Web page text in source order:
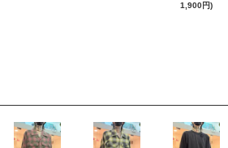
1,900円)